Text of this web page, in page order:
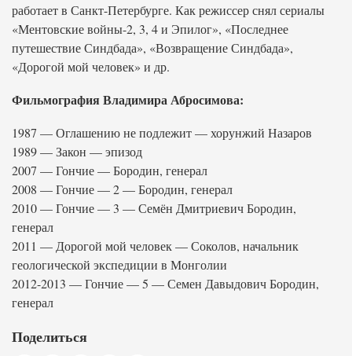
работает в Санкт-Петербурге. Как режиссер снял сериалы
«Ментовские войны-2, 3, 4 и Эпилог», «Последнее
путешествие Синдбада», «Возвращение Синдбада»,
«Дорогой мой человек» и др.
Фильмография Владимира Абросимова:
1987 — Оглашению не подлежит — хорунжий Назаров
1989 — Закон — эпизод
2007 — Гончие — Бородин, генерал
2008 — Гончие — 2 — Бородин, генерал
2010 — Гончие — 3 — Семён Дмитриевич Бородин,
генерал
2011 — Дорогой мой человек — Соколов, начальник
геологической экспедиции в Монголии
2012-2013 — Гончие — 5 — Семен Давыдович Бородин,
генерал
Поделиться